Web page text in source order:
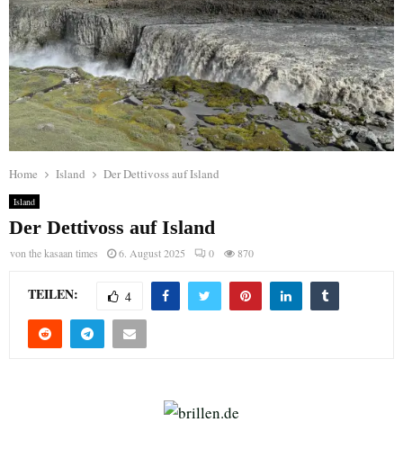
Home Island Der Dettivoss auf Island
Island
Der Dettivoss auf Island
vonthe kasaan times 6. August 2025 0 870
TEILEN: 4